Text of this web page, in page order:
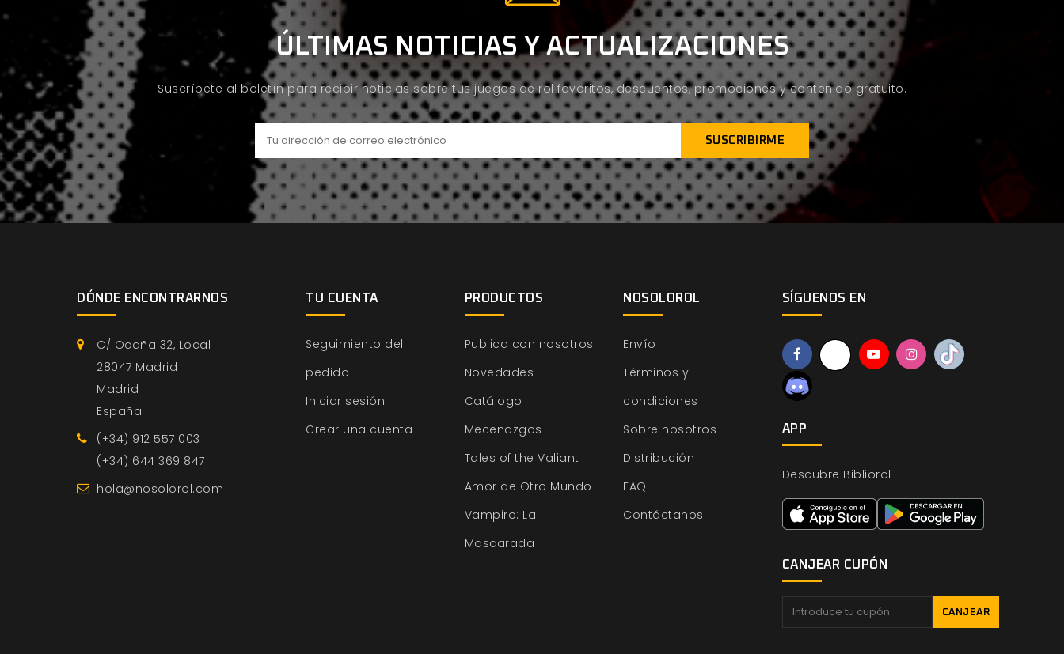
ÚLTIMAS NOTICIAS Y ACTUALIZACIONES
Suscríbete al boletín para recibir noticias sobre tus juegos de rol favoritos, descuentos, promociones y contenido gratuito.
DÓNDE ENCONTRARNOS
C/ Ocaña 32, Local
28047 Madrid
Madrid
España
(+34) 912 557 003
(+34) 644 369 847
hola@nosolorol.com
TU CUENTA
Seguimiento del
pedido
Iniciar sesión
Crear una cuenta
PRODUCTOS
Publica con nosotros
Novedades
Catálogo
Mecenazgos
Tales of the Valiant
Amor de Otro Mundo
Vampiro: La
Mascarada
NOSOLOROL
Envío
Términos y
condiciones
Sobre nosotros
Distribución
FAQ
Contáctanos
SÍGUENOS EN
APP
Descubre Bibliorol
CANJEAR CUPÓN
CANJEAR